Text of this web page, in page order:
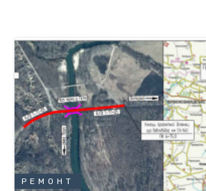
РЕМОНТ